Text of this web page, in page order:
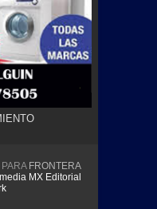
| PARA FRONTERA
MX Editorial